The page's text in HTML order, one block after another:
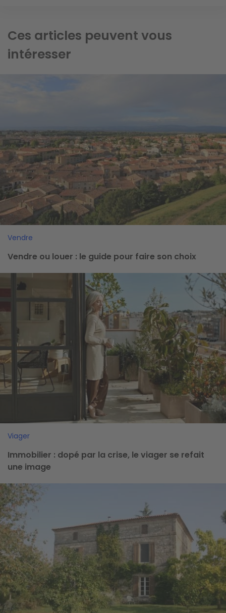
Ces articles peuvent vous
intéresser
Vendre
Vendre ou louer : le guide pour faire son choix
Image
Viager
Immobilier : dopé par la crise, le viager se refait
une image
Image